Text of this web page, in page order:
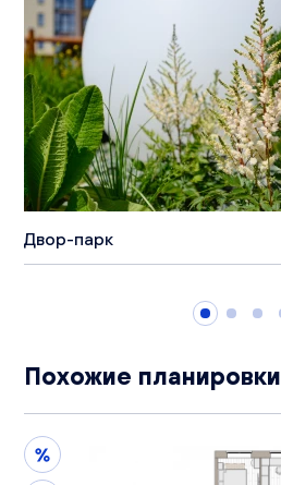
Двор-парк
Похожие планировки